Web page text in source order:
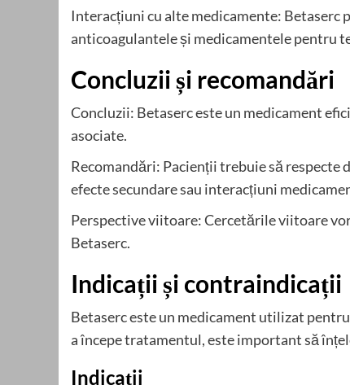
Interacțiuni cu alte medicamente: Betaserc
anticoagulantele și medicamentele pentru
Concluzii și recomandări
Concluzii: Betaserc este un medicament
asociate.
Recomandări: Pacienții trebuie să respecte
efecte secundare sau interacțiuni
Perspective viitoare: Cercetările viitoare
Betaserc.
Indicații și contraindicații
Betaserc este un medicament utilizat
a începe tratamentul, este important să
Indicații